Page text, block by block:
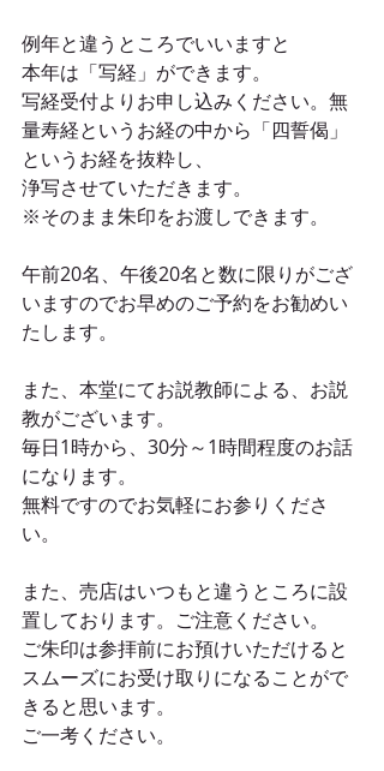
例年と違うところでいいますと
本年は「写経」ができます。
写経受付よりお申し込みください。無
量寿経というお経の中から「四誓偈」
というお経を抜粋し、
浄写させていただきます。
※そのまま朱印をお渡しできます。
午前20名、午後20名と数に限りがござ
いますのでお早めのご予約をお勧めい
たします。
また、本堂にてお説教師による、お説
教がございます。
毎日1時から、30分～1時間程度のお話
になります。
無料ですのでお気軽にお参りくださ
い。
また、売店はいつもと違うところに設
置しております。ご注意ください。
ご朱印は参拝前にお預けいただけると
スムーズにお受け取りになることがで
きると思います。
ご一考ください。